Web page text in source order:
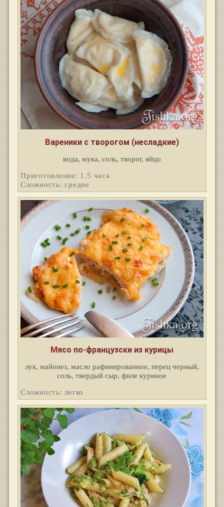
Вареники с творогом (несладкие)
вода, мука, соль, творог, яйцо
Приготовление: 1.5 часа
Сложность: средне
Мясо по-французски из курицы
лук, майонез, масло рафинированное, перец черный,
соль, твердый сыр, филе куриное
Сложность: легко